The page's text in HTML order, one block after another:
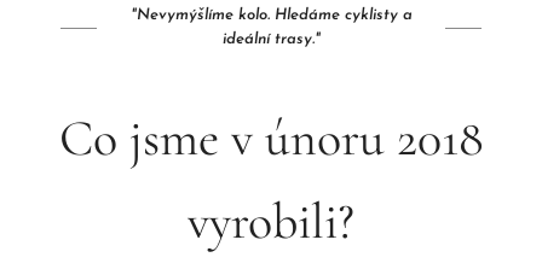
"Nevymýšlíme kolo. Hledáme cyklisty a
ideální trasy."
Co jsme v únoru 2018
vyrobili?